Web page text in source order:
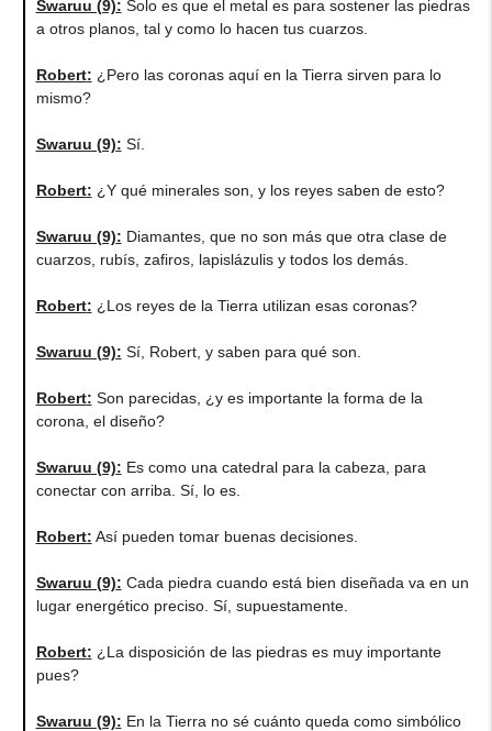
Swaruu (9): Solo es que el metal es para sostener las piedras
a otros planos, tal y como lo hacen tus cuarzos.
Robert: ¿Pero las coronas aquí en la Tierra sirven para lo
mismo?
Swaruu (9): Sí.
Robert: ¿Y qué minerales son, y los reyes saben de esto?
Swaruu (9): Diamantes, que no son más que otra clase de
cuarzos, rubís, zafiros, lapislázulis y todos los demás.
Robert: ¿Los reyes de la Tierra utilizan esas coronas?
Swaruu (9): Sí, Robert, y saben para qué son.
Robert: Son parecidas, ¿y es importante la forma de la
corona, el diseño?
Swaruu (9): Es como una catedral para la cabeza, para
conectar con arriba. Sí, lo es.
Robert: Así pueden tomar buenas decisiones.
Swaruu (9): Cada piedra cuando está bien diseñada va en un
lugar energético preciso. Sí, supuestamente.
Robert: ¿La disposición de las piedras es muy importante
pues?
Swaruu (9): En la Tierra no sé cuánto queda como simbólico